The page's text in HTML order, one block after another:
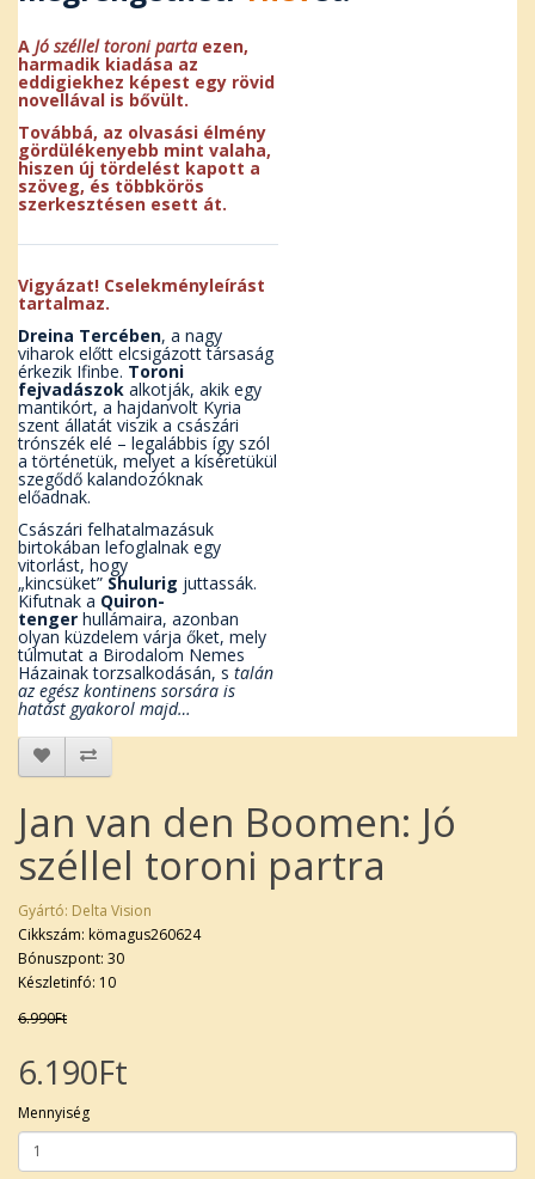
A Jó széllel toroni partaezen,
harmadik kiadása az
eddigiekhez képest egy rövid
novellával is bővült.
Továbbá, az olvasási élmény
gördülékenyebb mint valaha,
hiszen új tördelést kapott a
szöveg, és többkörös
szerkesztésen esett át.
Vigyázat! Cselekményleírást
tartalmaz.
Dreina Tercében, a nagy
viharok előtt elcsigázott társaság
érkezik Ifinbe. Toroni
fejvadászok alkotják, akik egy
mantikórt, a hajdanvolt Kyria
szent állatát viszik a császári
trónszék elé – legalábbis így szól
a történetük, melyet a kíséretükül
szegődő kalandozóknak
előadnak.
Császári felhatalmazásuk
birtokában lefoglalnak egy
vitorlást, hogy
„kincsüket” Shulurig juttassák.
Kifutnak a Quiron-
tenger hullámaira, azonban
olyan küzdelem várja őket, mely
túlmutat a Birodalom Nemes
Házainak torzsalkodásán, s talán
az egész kontinens sorsára is
hatást gyakorol majd…
Jan van den Boomen: Jó
széllel toroni partra
Gyártó: Delta Vision
Cikkszám: kömagus260624
Bónuszpont: 30
Készletinfó: 10
6.990Ft
6.190Ft
Mennyiség